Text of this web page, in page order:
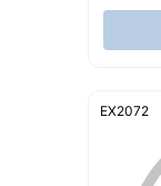
EX2072